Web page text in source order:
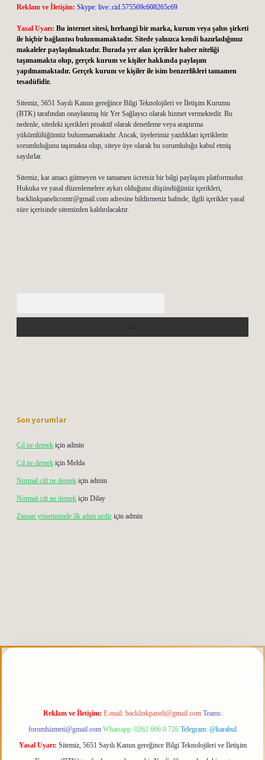
Reklam ve İletişim: Skype: live:.cid.575569c608265c69
Yasal Uyarı: Bu internet sitesi, herhangi bir marka, kurum veya şahıs şirketi
ile hiçbir bağlantısı bulunmamaktadır. Sitede yalnızca kendi hazırladığımız
makaleler paylaşılmaktadır. Burada yer alan içerikler haber niteliği
taşımamakta olup, gerçek kurum ve kişiler hakkında paylaşım
yapılmamaktadır. Gerçek kurum ve kişiler ile isim benzerlikleri tamamen
tesadüfidir.
Sitemiz, 5651 Sayılı Kanun gereğince Bilgi Teknolojileri ve İletişim Kurumu
(BTK) tarafından onaylanmış bir Yer Sağlayıcı olarak hizmet vermektedir. Bu
nedenle, sitedeki içerikleri proaktif olarak denetleme veya araştırma
yükümlülüğümüz bulunmamaktadır. Ancak, üyelerimiz yazdıkları içeriklerin
sorumluluğunu taşımakta olup, siteye üye olarak bu sorumluluğu kabul etmiş
sayılırlar.
Sitemiz, kar amacı gütmeyen ve tamamen ücretsiz bir bilgi paylaşım platformudur.
Hukuka ve yasal düzenlemelere aykırı olduğunu düşündüğünüz içerikleri,
backlinkpanelicomtr@gmail.com adresine bildirmeniz halinde, ilgili içerikler yasal
süre içerisinde sitemizden kaldırılacaktır.
Son yorumlar
Çıl ne demek için admin
Çıl ne demek için Melda
Normal cilt ne demek için admin
Normal cilt ne demek için Dilay
Zaman yönetiminde ilk adım nedir için admin
Reklam ve İletişim: E-mail: backlinkpaneli@gmail.com Teams:
forumhizmeti@gmail.com Whatsapp: 0262 606 0 726 Telegram: @karabul
Yasal Uyarı: Sitemiz, 5651 Sayılı Kanun gereğince Bilgi Teknolojileri ve İletişim